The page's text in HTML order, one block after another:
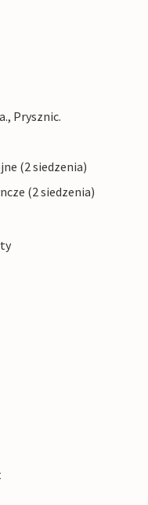
Prysznic.
(2 siedzenia)
(2 siedzenia)